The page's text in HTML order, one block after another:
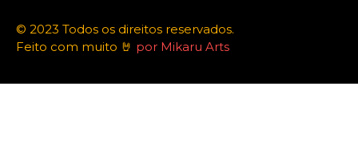
© 2023 Todos os direitos reservados.
Feito com muito 🤘 por Mikaru Arts